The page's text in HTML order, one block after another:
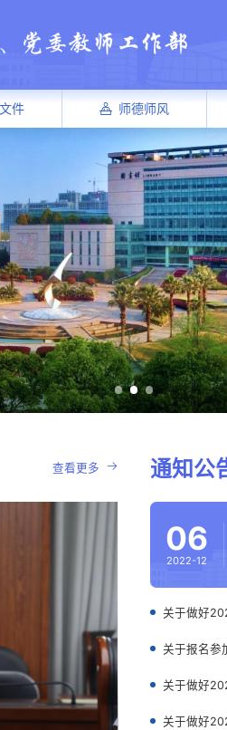
件 师德师风
查看更多 通知公
06
2022-12
关于做好
关于报名参
关于做好
关于做好